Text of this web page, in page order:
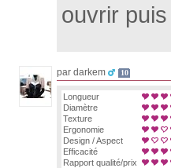
ouvrir
par darkem 10
Longueur
Diamètre
Texture
Ergonomie
Design / Aspect
Efficacité
Rapport qualité/prix